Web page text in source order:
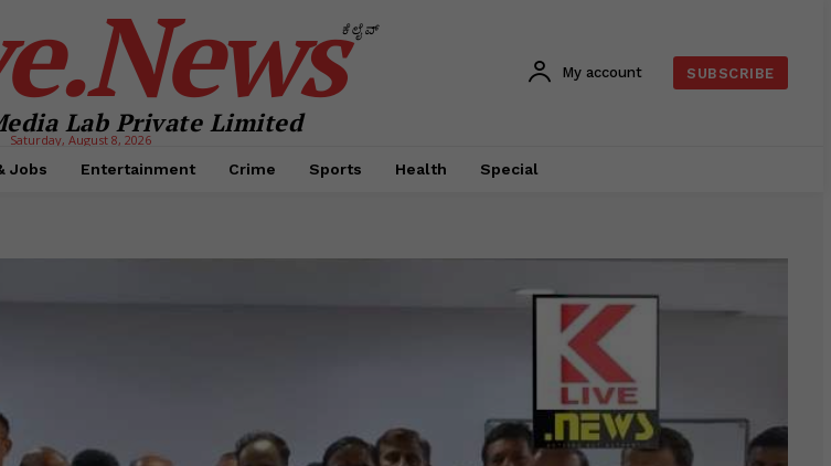
ಕೆಲೈವ್
Lab Private Limited
Saturday, August 8, 2026
My account SUBSCRIBE
Jobs Entertainment Crime Sports Health Special